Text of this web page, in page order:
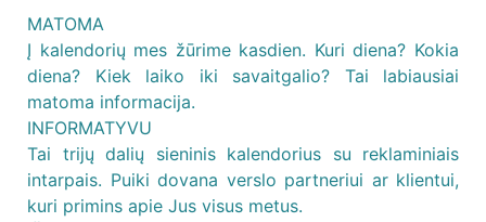
MATOMA
Į kalendorių mes žūrime kasdien. Kuri diena? Kokia
diena? Kiek laiko iki savaitgalio? Tai labiausiai
matoma informacija.
INFORMATYVU
Tai trijų dalių sieninis kalendorius su reklaminiais
intarpais. Puiki dovana verslo partneriui ar klientui,
kuri primins apie Jus visus metus.